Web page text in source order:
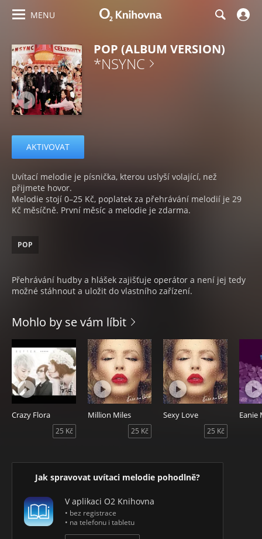
MENU
POP (ALBUM VERSION)
*NSYNC
AKTIVOVAT
Uvítací melodie je písnička, kterou uslyší volající, než
přijmete hovor.
Melodie stojí 0–25 Kč, poplatek za přehrávání melodií je 29
Kč měsíčně. První měsíc a melodie je zdarma.
POP
Přehrávání hudby a hlášek zajišťuje operátor a není jej tedy
možné stáhnout a uložit do vlastního zařízení.
Mohlo by se vám líbit
Crazy Flora
25 Kč
Million Miles
25 Kč
Sexy Love
25 Kč
Eanie
Jak spravovat uvítaci melodie pohodlně?
V aplikaci O2 Knihovna
• bez registrace
• na telefonu i tabletu